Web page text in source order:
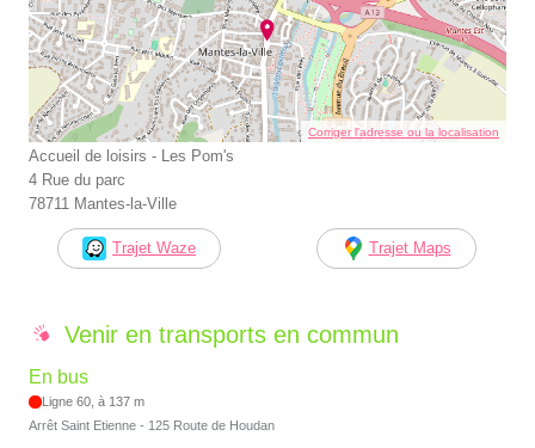
Corriger l’adresse ou la localisation
Accueil de loisirs - Les Pom's
4 Rue du parc
78711 Mantes-la-Ville
Trajet Waze Trajet Maps
Venir en transports en commun
En bus
Ligne 60, à 137 m
Arrêt Saint Etienne - 125 Route de Houdan